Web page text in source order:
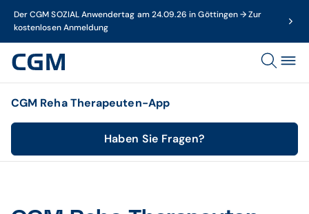
Der CGM SOZIAL Anwendertag am 24.09.26 in Göttingen → Zur
kostenlosen Anmeldung
CGM Reha Therapeuten-App
Haben Sie Fragen?